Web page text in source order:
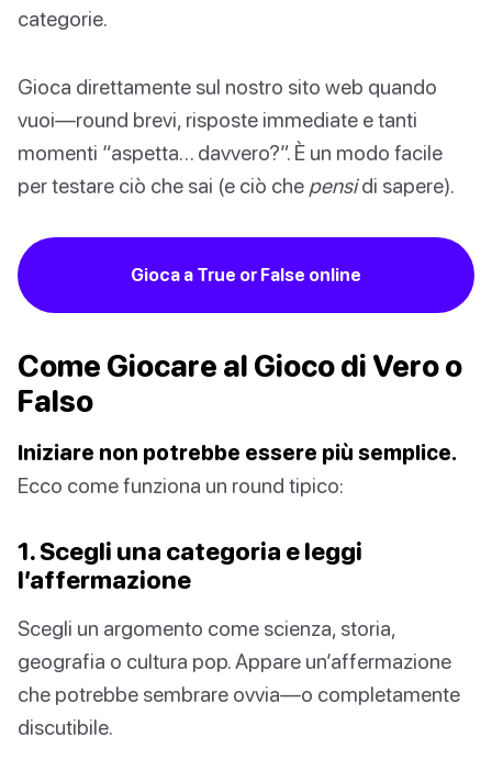
categorie.
Gioca direttamente sul nostro sito web quando
vuoi—round brevi, risposte immediate e tanti
momenti “aspetta… davvero?”. È un modo facile
per testare ciò che sai (e ciò che pensidi sapere).
Gioca a True or False online
Come Giocare al Gioco di Vero o
Falso
Iniziare non potrebbe essere più semplice.
Ecco come funziona un round tipico:
1. Scegli una categoria e leggi
l’affermazione
Scegli un argomento come scienza, storia,
geografia o cultura pop. Appare un’affermazione
che potrebbe sembrare ovvia—o completamente
discutibile.